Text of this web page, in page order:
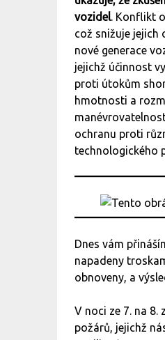
vozidel. Konflikt
což snižuje jejich
nové generace
jejichž účinnost
proti útokům
hmotnosti a
ochranu proti
technologického
Dnes vám
napadeny
obnoveny, a
V noci ze 7. na
požárů, jejichž